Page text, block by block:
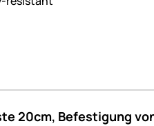
20cm, Befestigung